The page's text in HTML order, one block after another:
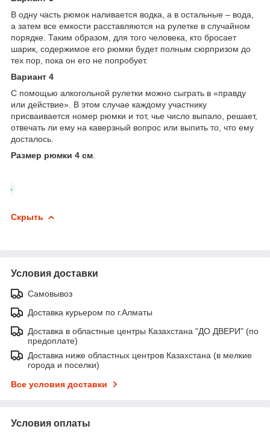
В одну часть рюмок наливается водка, а в остальные – вода,
а затем все емкости расставляются на рулетке в случайном
порядке. Таким образом, для того человека, кто бросает
шарик, содержимое его рюмки будет полным сюрпризом до
тех пор, пока он его не попробует.
Вариант 4
С помощью алкогольной рулетки можно сыграть в «правду
или действие». В этом случае каждому участнику
присваивается номер рюмки и тот, чье число выпало, решает,
отвечать ли ему на каверзный вопрос или выпить то, что ему
досталось.
Размер рюмки 4 см
Скрыть
Условия доставки
Самовывоз
Доставка курьером по г.Алматы
Доставка в областные центры Казахстана "ДО ДВЕРИ" (по
предоплате)
Доставка ниже областных центров Казахстана (в мелкие
города и поселки)
Все условия доставки
Условия оплаты